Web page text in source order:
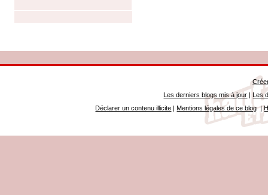
Les derniers blogs mis à jour |Les
Déclarer un contenu illicite |Mentions légales de ce blog|